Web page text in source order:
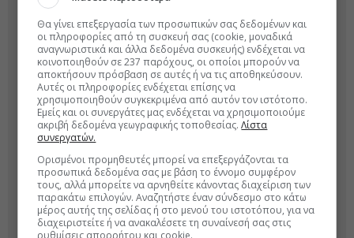
Θα γίνει επεξεργασία των προσωπικών σας δεδομένων και
οι πληροφορίες από τη συσκευή σας (cookie, μοναδικά
αναγνωριστικά και άλλα δεδομένα συσκευής) ενδέχεται να
κοινοποιηθούν σε 237 παρόχους, οι οποίοι μπορούν να
αποκτήσουν πρόσβαση σε αυτές ή να τις αποθηκεύσουν.
Αυτές οι πληροφορίες ενδέχεται επίσης να
χρησιμοποιηθούν συγκεκριμένα από αυτόν τον ιστότοπο.
Εμείς και οι συνεργάτες μας ενδέχεται να χρησιμοποιούμε
ακριβή δεδομένα γεωγραφικής τοποθεσίας.Λίστα
συνεργατών.
Ορισμένοι προμηθευτές μπορεί να επεξεργάζονται τα
προσωπικά δεδομένα σας με βάση το έννομο συμφέρον
τους, αλλά μπορείτε να αρνηθείτε κάνοντας διαχείριση των
παρακάτω επιλογών. Αναζητήστε έναν σύνδεσμο στο κάτω
μέρος αυτής της σελίδας ή στο μενού του ιστοτόπου, για να
διαχειριστείτε ή να ανακαλέσετε τη συναίνεσή σας στις
ρυθμίσεις απορρήτου και cookie.